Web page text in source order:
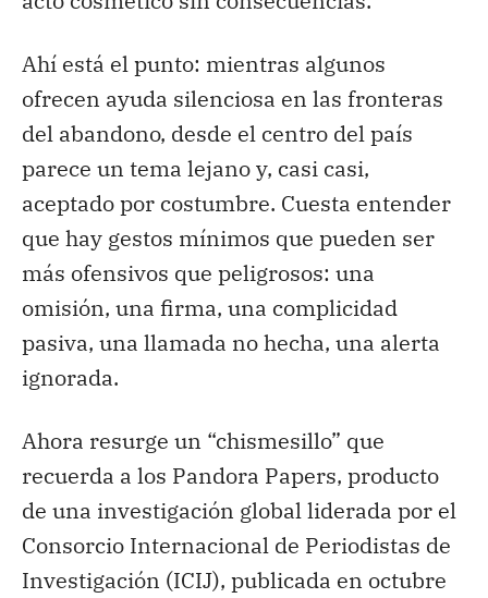
Ahí está el punto: mientras algunos
ofrecen ayuda silenciosa en las fronteras
del abandono, desde el centro del país
parece un tema lejano y, casi casi,
aceptado por costumbre. Cuesta entender
que hay gestos mínimos que pueden ser
más ofensivos que peligrosos: una
omisión, una firma, una complicidad
pasiva, una llamada no hecha, una alerta
ignorada.
Ahora resurge un “chismesillo” que
recuerda a los Pandora Papers, producto
de una investigación global liderada por el
Consorcio Internacional de Periodistas de
Investigación (ICIJ), publicada en octubre